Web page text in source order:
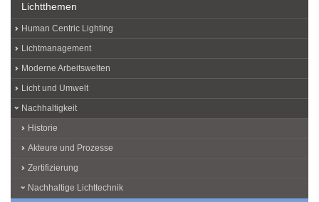
Lichtthemen
Human Centric Lighting
Lichtmanagement
Moderne Arbeitswelten
Licht und Umwelt
Nachhaltigkeit
Historie
Akteure und Prozesse
Zertifizierung
Nachhaltige Lichttechnik